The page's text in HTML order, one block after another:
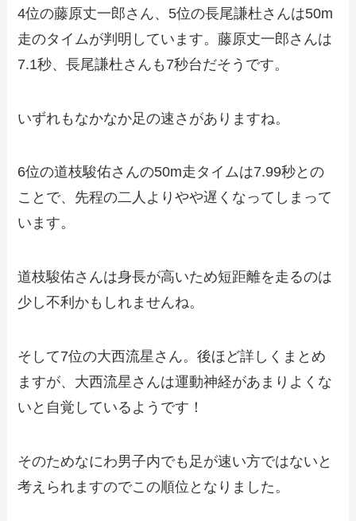
4位の藤原丈一郎さん、5位の長尾謙杜さんは50m
走のタイムが判明しています。藤原丈一郎さんは
7.1秒、長尾謙杜さんも7秒台だそうです。
いずれもなかなか足の速さがありますね。
6位の道枝駿佑さんの50m走タイムは7.99秒との
ことで、先程の二人よりやや遅くなってしまって
います。
道枝駿佑さんは身長が高いため短距離を走るのは
少し不利かもしれませんね。
そして7位の大西流星さん。後ほど詳しくまとめ
ますが、大西流星さんは運動神経があまりよくな
いと自覚しているようです！
そのためなにわ男子内でも足が速い方ではないと
考えられますのでこの順位となりました。